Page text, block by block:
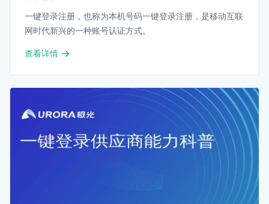
一键登录注册，也称为本机号码一键登录注册，是移动互联
网时代新兴的一种账号认证方式。
查看详情